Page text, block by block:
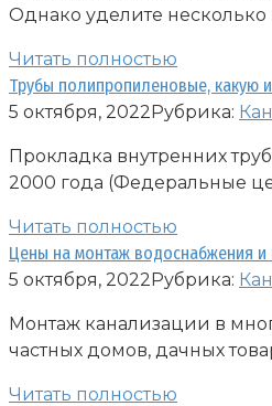
Однако уделите
Читать полностью
Трубы полипропиленовые, какую
5 октября, 2022Рубрика:
Прокладка внутренних
2000 года (Федеральные
Читать полностью
Цены на монтаж водоснабжения и
5 октября, 2022Рубрика:
Монтаж канализации в
частных домов, дачных
Читать полностью